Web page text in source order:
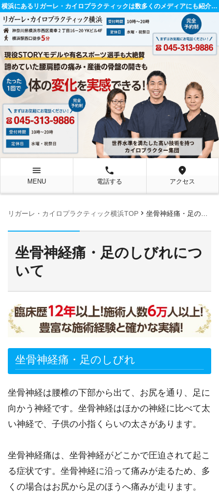
横浜にあるリガーレ・カイロプラクティックは数多くのメディアにも紹介されている整体院です。
menu
MENU
local_phone
電話する
location_on
アクセス
リガーレ・カイロプラクティック横浜TOP chevron_right 坐骨神経痛・足のしびれについて
坐骨神経痛・足のしびれにつ
いて
坐骨神経痛・足のしびれ
坐骨神経は腰椎の下部から出て、お尻を通り、足に
向かう神経です。坐骨神経はほかの神経に比べて太
い神経で、子供の小指くらいの太さがあります。
坐骨神経痛は、坐骨神経がどこかで圧迫されて起こ
る症状です。坐骨神経に沿って痛みが走るため、多
くの場合はお尻から足のほうへ痛みが走ります。